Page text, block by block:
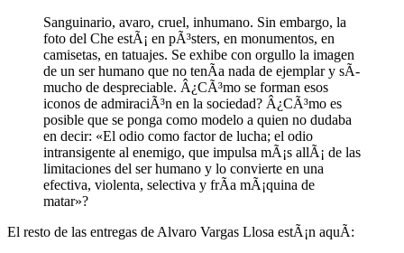
Sanguinario, avaro, cruel, inhumano. Sin embargo, la
foto del Che estÃ¡ en pÃ³sters, en monumentos, en
camisetas, en tatuajes. Se exhibe con orgullo la imagen
de un ser humano que no tenÃ­a nada de ejemplar y sÃ­
mucho de despreciable. Â¿CÃ³mo se forman esos
iconos de admiraciÃ³n en la sociedad? Â¿CÃ³mo es
posible que se ponga como modelo a quien no dudaba
en decir: «El odio como factor de lucha; el odio
intransigente al enemigo, que impulsa mÃ¡s allÃ¡ de las
limitaciones del ser humano y lo convierte en una
efectiva, violenta, selectiva y frÃ­a mÃ¡quina de
matar»?
El resto de las entregas de Alvaro Vargas Llosa estÃ¡n aquÃ­: